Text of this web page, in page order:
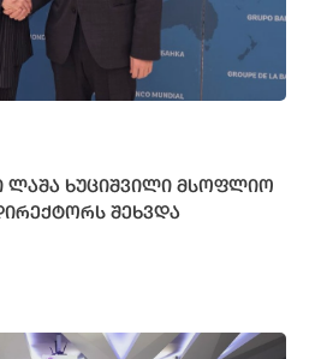
ლაშა ხუციშვილი მსოფლიო
შეხვდა